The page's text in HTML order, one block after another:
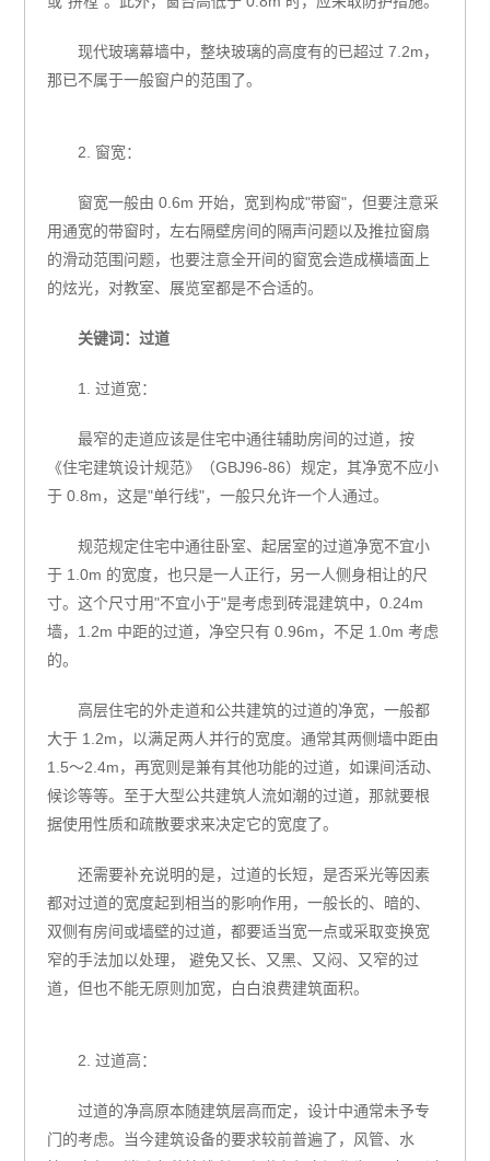
现代玻璃幕墙中，整块玻璃的高度有的已超过 7.2m，
那已不属于一般窗户的范围了。
2. 窗宽：
窗宽一般由 0.6m 开始，宽到构成"带窗"，但要注意采
用通宽的带窗时，左右隔壁房间的隔声问题以及推拉窗扇
的滑动范围问题，也要注意全开间的窗宽会造成横墙面上
的炫光，对教室、展览室都是不合适的。
关键词：过道
1. 过道宽：
最窄的走道应该是住宅中通往辅助房间的过道，按
《住宅建筑设计规范》（GBJ96-86）规定，其净宽不应小
于 0.8m，这是"单行线"，一般只允许一个人通过。
规范规定住宅中通往卧室、起居室的过道净宽不宜小
于 1.0m 的宽度，也只是一人正行，另一人侧身相让的尺
寸。这个尺寸用"不宜小于"是考虑到砖混建筑中，0.24m
墙，1.2m 中距的过道，净空只有 0.96m，不足 1.0m 考虑
的。
高层住宅的外走道和公共建筑的过道的净宽，一般都
大于 1.2m，以满足两人并行的宽度。通常其两侧墙中距由
1.5～2.4m，再宽则是兼有其他功能的过道，如课间活动、
候诊等等。至于大型公共建筑人流如潮的过道，那就要根
据使用性质和疏散要求来决定它的宽度了。
还需要补充说明的是，过道的长短，是否采光等因素
都对过道的宽度起到相当的影响作用，一般长的、暗的、
双侧有房间或墙壁的过道，都要适当宽一点或采取变换宽
窄的手法加以处理， 避免又长、又黑、又闷、又窄的过
道，但也不能无原则加宽，白白浪费建筑面积。
2. 过道高：
过道的净高原本随建筑层高而定，设计中通常未予专
门的考虑。当今建筑设备的要求较前普遍了，风管、水